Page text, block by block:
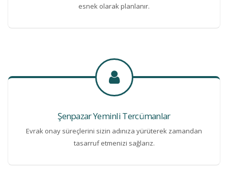
esnek olarak planlanır.
Şenpazar Yeminli Tercümanlar
Evrak onay süreçlerini sizin adınıza yürüterek zamandan
tasarruf etmenizi sağlarız.